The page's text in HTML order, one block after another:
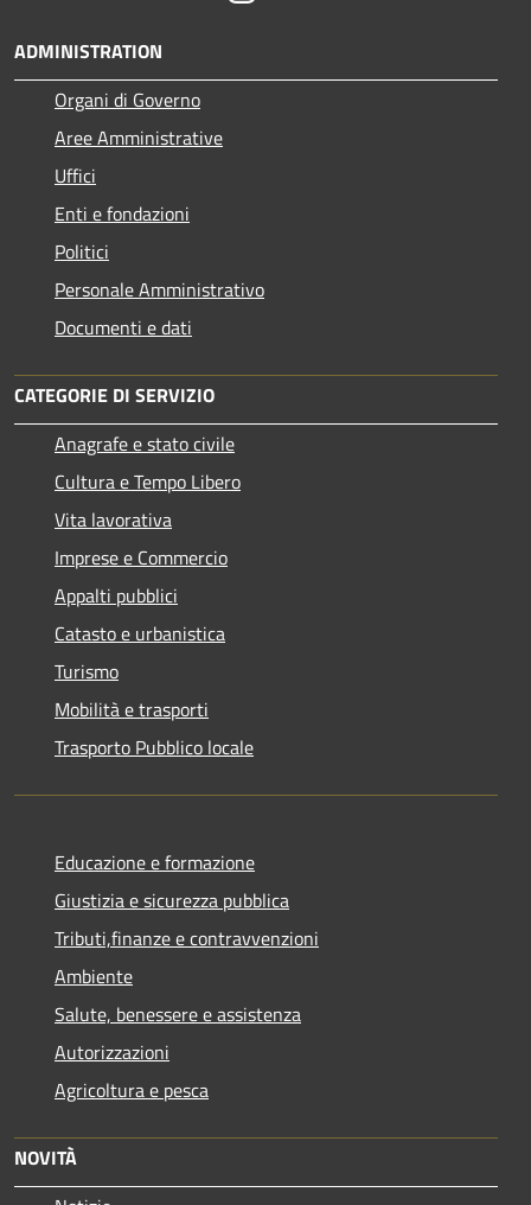
ADMINISTRATION
Organi di Governo
Aree Amministrative
Uffici
Enti e fondazioni
Politici
Personale Amministrativo
Documenti e dati
CATEGORIE DI SERVIZIO
Anagrafe e stato civile
Cultura e Tempo Libero
Vita lavorativa
Imprese e Commercio
Appalti pubblici
Catasto e urbanistica
Turismo
Mobilità e trasporti
Trasporto Pubblico locale
Educazione e formazione
Giustizia e sicurezza pubblica
Tributi,finanze e contravvenzioni
Ambiente
Salute, benessere e assistenza
Autorizzazioni
Agricoltura e pesca
NOVITÀ